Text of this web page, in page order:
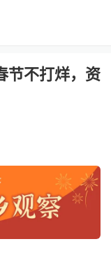
节不打烊，资